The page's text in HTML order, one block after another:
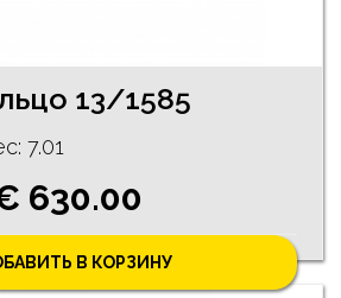
13/1585
7.01
630.00
В КОРЗИНУ